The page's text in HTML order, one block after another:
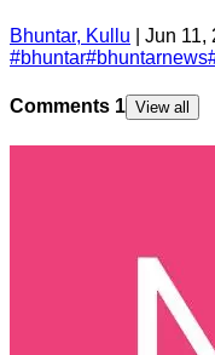
Bhuntar, Kullu
Jun 11,
#bhuntar#bhuntarnews
Comments 1 View all